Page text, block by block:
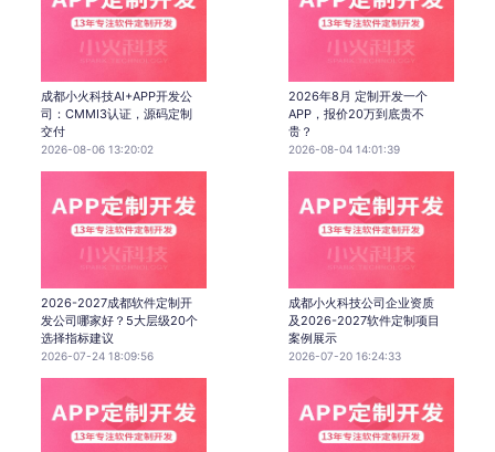
成都小火科技AI+APP开发公
司：CMMI3认证，源码定制
交付
2026-08-06 13:20:02
2026年8月 定制开发一个
APP，报价20万到底贵不
贵？
2026-08-04 14:01:39
2026-2027成都软件定制开
发公司哪家好？5大层级20个
选择指标建议
2026-07-24 18:09:56
成都小火科技公司企业资质
及2026-2027软件定制项目
案例展示
2026-07-20 16:24:33